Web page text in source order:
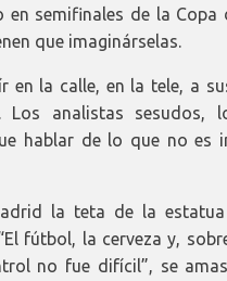
semifinales de la Copa
que imaginárselas.
en la calle, en la tele, a
analistas sesudos,
hablar de lo que no es
la teta de la
fútbol, la cerveza y,
no fue difícil”, se